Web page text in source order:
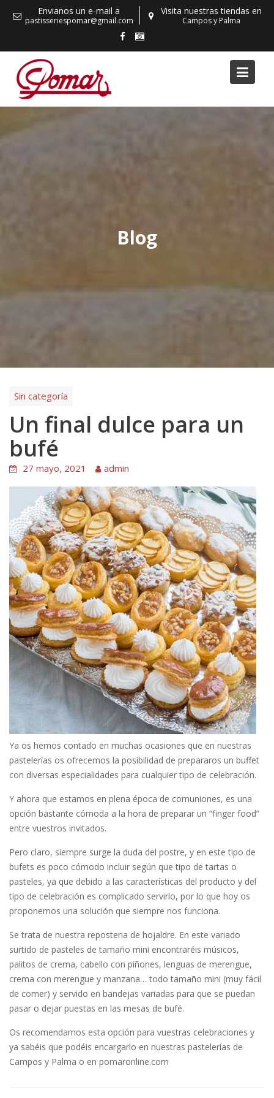
Envianos un e-mail a
pastisseriespomar@gmail.com
Visita nuestras tiendas en
Campos y Palma
Blog
Sin categoría
Un final dulce para un
bufé
27 mayo, 2021 admin
Ya os hemos contado en muchas ocasiones que en nuestras
pastelerías os ofrecemos la posibilidad de prepararos un buffet
con diversas especialidades para cualquier tipo de celebración.
Y ahora que estamos en plena época de comuniones, es una
opción bastante cómoda a la hora de preparar un “finger food”
entre vuestros invitados.
Pero claro, siempre surge la duda del postre, y en este tipo de
bufets es poco cómodo incluir según que tipo de tartas o
pasteles, ya que debido a las características del producto y del
tipo de celebración es complicado servirlo, por lo que hoy os
proponemos una solución que siempre nos funciona.
Se trata de nuestra reposteria de hojaldre. En este variado
surtido de pasteles de tamaño mini encontraréis músicos,
palitos de crema, cabello con piñones, lenguas de merengue,
crema con merengue y manzana… todo tamaño mini (muy fácil
de comer) y servido en bandejas variadas para que se puedan
pasar o dejar puestas en las mesas de bufé.
Os recomendamos esta opción para vuestras celebraciones y
ya sabéis que podéis encargarlo en nuestras pastelerías de
Campos y Palma o en pomaronline.com